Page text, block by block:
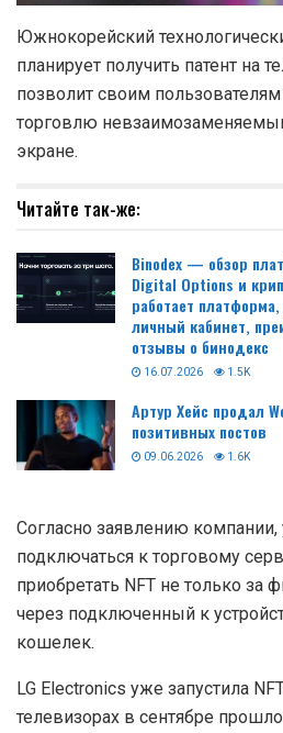
Южнокорейский
планирует получить патент на
позволит своим
торговлю
экране.
Читайте так-же:
Binodex — обзор
Digital Options и
работает
личный кабинет,
отзывы о бинодекс
16.07.2026 1.5K
Артур Хейс продал
позитивных постов
09.06.2026 1.6K
Согласно заявлению компании,
подключаться к торговому
приобретать NFT не только за
через подключенный к
кошелек.
LG Electronics уже запустила
телевизорах в сентябре